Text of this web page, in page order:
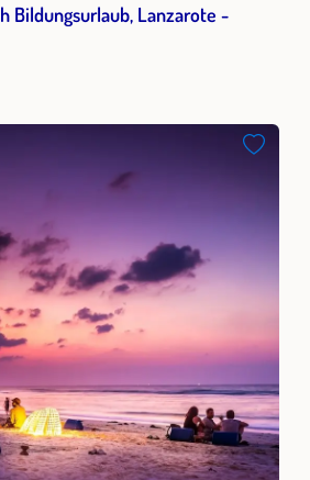
Bildungsurlaub, Lanzarote -